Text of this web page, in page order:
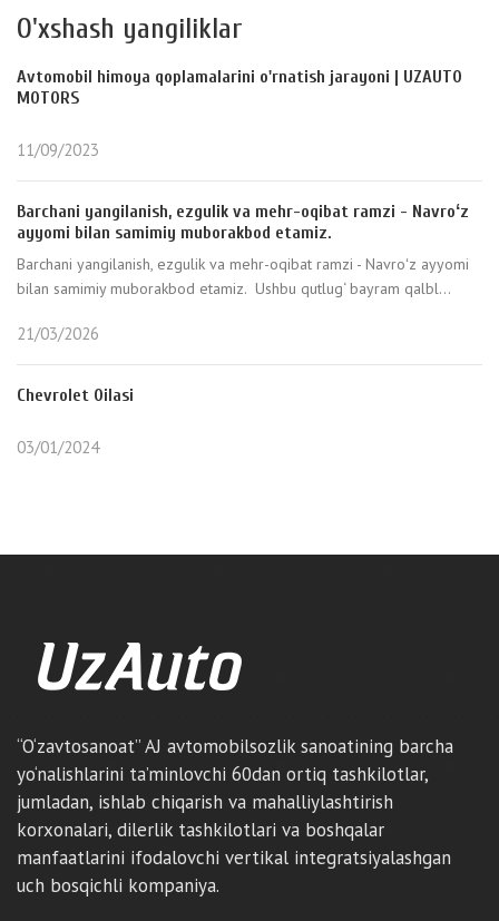
O'xshash yangiliklar
Avtomobil himoya qoplamalarini o'rnatish jarayoni | UZAUTO
MOTORS
11/09/2023
Barchani yangilanish, ezgulik va mehr-oqibat ramzi - Navroʻz
ayyomi bilan samimiy muborakbod etamiz.
Barchani yangilanish, ezgulik va mehr-oqibat ramzi - Navroʻz ayyomi
bilan samimiy muborakbod etamiz. Ushbu qutlug‘ bayram qalbl...
21/03/2026
Chevrolet Oilasi
03/01/2024
“O‘zavtosanoat” AJ avtomobilsozlik sanoatining barcha
yo‘nalishlarini ta’minlovchi 60dan ortiq tashkilotlar,
jumladan, ishlab chiqarish va mahalliylashtirish
korxonalari, dilerlik tashkilotlari va boshqalar
manfaatlarini ifodalovchi vertikal integratsiyalashgan
uch bosqichli kompaniya.